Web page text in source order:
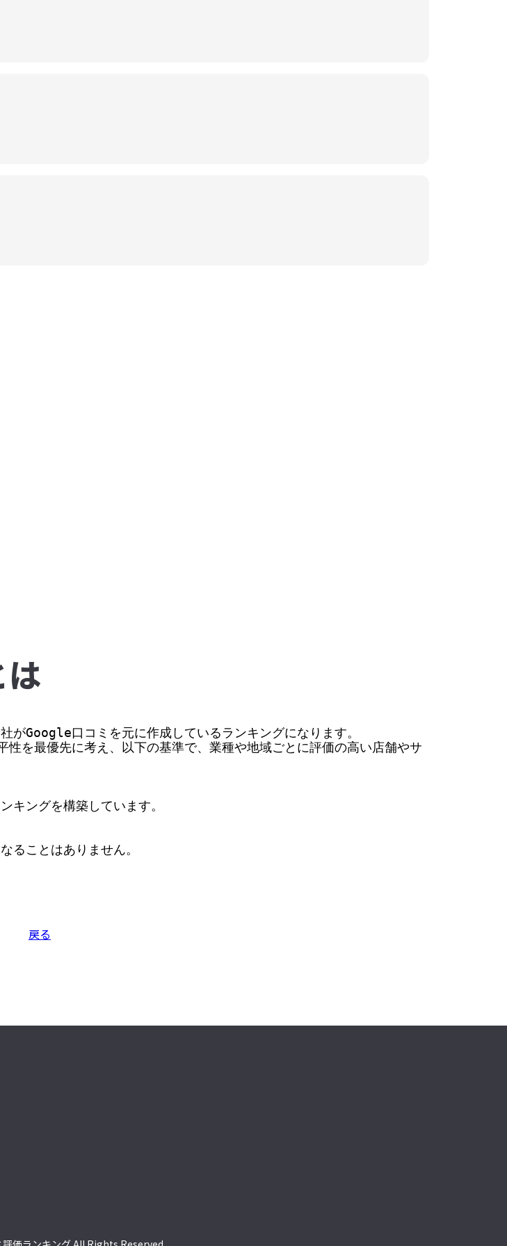
がGoogle口コミを元に作成しているランキングになります。
を最優先に考え、以下の基準で、業種や地域ごとに評価の高い店舗やサ
キングを構築しています。
ることはありません。
戻る